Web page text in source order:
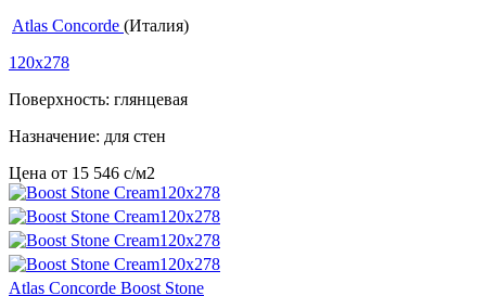
Atlas Concorde (Италия)
120x278
Поверхность: глянцевая
Назначение: для стен
Цена от 15 546 c/м2
Atlas Concorde Boost Stone